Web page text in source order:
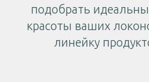
подобрать
красоты ваших
линейку